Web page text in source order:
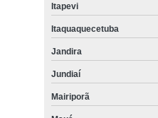
Itapevi
Itaquaquecetuba
Jandira
Jundiaí
Mairiporã